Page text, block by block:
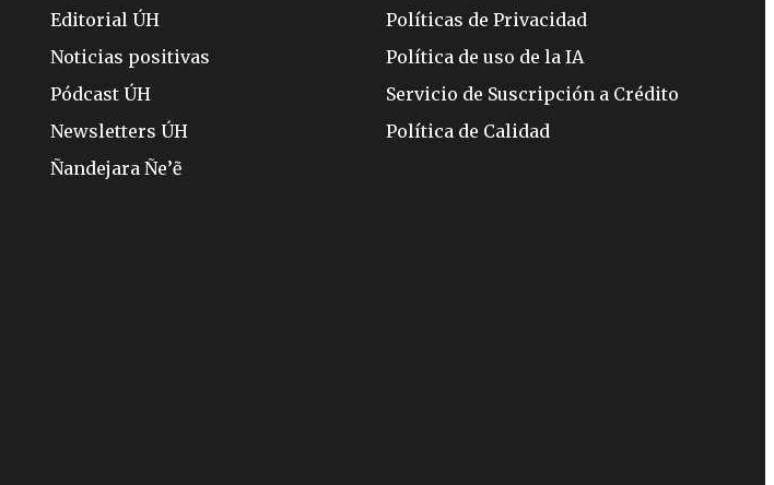
Editorial ÚH
Noticias positivas
Pódcast ÚH
Newsletters ÚH
Ñandejara Ñe’ẽ
Políticas de Privacidad
Política de uso de la IA
Servicio de Suscripción a Crédito
Política de Calidad